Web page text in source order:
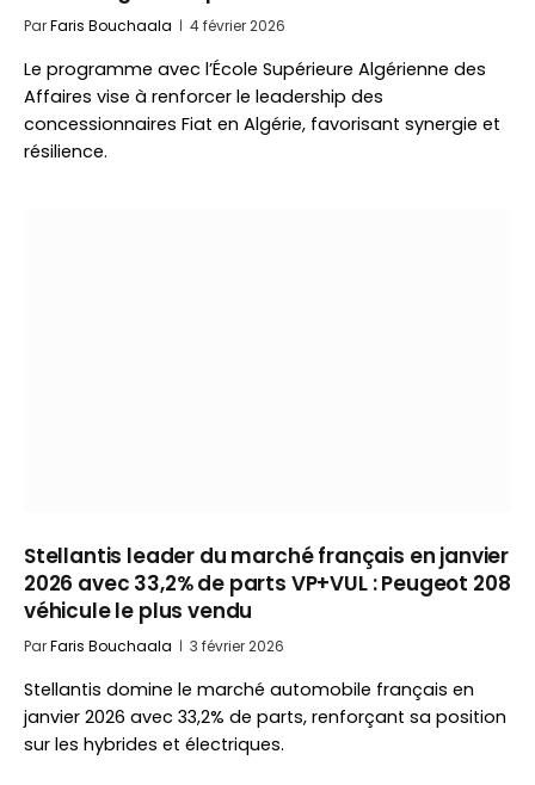
ParFaris Bouchaala 4 février 2026
Le programme avec l’École Supérieure Algérienne des
Affaires vise à renforcer le leadership des
concessionnaires Fiat en Algérie, favorisant synergie et
résilience.
Stellantis leader du marché français en janvier
2026 avec 33,2% de parts VP+VUL : Peugeot 208
véhicule le plus vendu
ParFaris Bouchaala 3 février 2026
Stellantis domine le marché automobile français en
janvier 2026 avec 33,2% de parts, renforçant sa position
sur les hybrides et électriques.